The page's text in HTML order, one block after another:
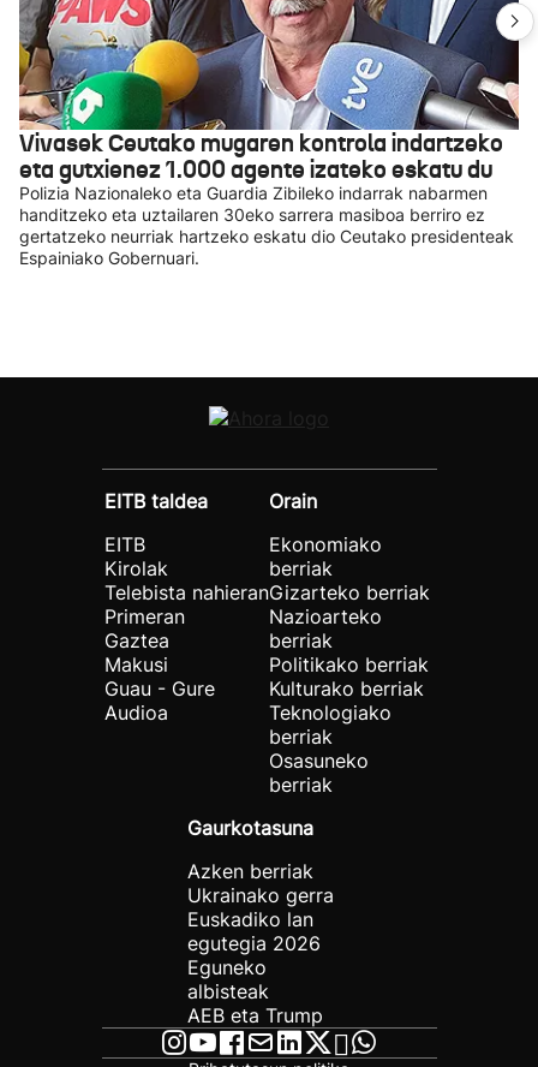
Vivasek Ceutako mugaren kontrola indartzeko
eta gutxienez 1.000 agente izateko eskatu du
Polizia Nazionaleko eta Guardia Zibileko indarrak nabarmen
handitzeko eta uztailaren 30eko sarrera masiboa berriro ez
gertatzeko neurriak hartzeko eskatu dio Ceutako presidenteak
Espainiako Gobernuari.
EITB taldea
EITB
Kirolak
Telebista nahieran
Primeran
Gaztea
Makusi
Guau - Gure
Audioa
Orain
Ekonomiako
berriak
Gizarteko berriak
Nazioarteko
berriak
Politikako berriak
Kulturako berriak
Teknologiako
berriak
Osasuneko
berriak
Gaurkotasuna
Azken berriak
Ukrainako gerra
Euskadiko lan
egutegia 2026
Eguneko
albisteak
AEB eta Trump